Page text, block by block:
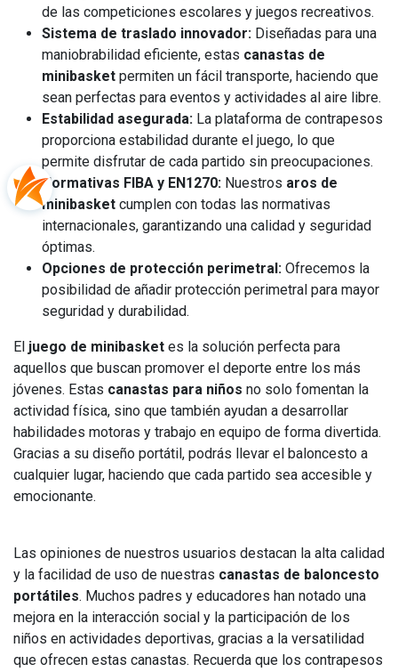
de las competiciones escolares y juegos recreativos.
Sistema de traslado innovador: Diseñadas para una
maniobrabilidad eficiente, estas canastas de
minibasket permiten un fácil transporte, haciendo que
sean perfectas para eventos y actividades al aire libre.
Estabilidad asegurada: La plataforma de contrapesos
proporciona estabilidad durante el juego, lo que
permite disfrutar de cada partido sin preocupaciones.
Normativas FIBA y EN1270: Nuestros aros de
minibasket cumplen con todas las normativas
internacionales, garantizando una calidad y seguridad
óptimas.
Opciones de protección perimetral: Ofrecemos la
posibilidad de añadir protección perimetral para mayor
seguridad y durabilidad.
El juego de minibasket es la solución perfecta para
aquellos que buscan promover el deporte entre los más
jóvenes. Estas canastas para niños no solo fomentan la
actividad física, sino que también ayudan a desarrollar
habilidades motoras y trabajo en equipo de forma divertida.
Gracias a su diseño portátil, podrás llevar el baloncesto a
cualquier lugar, haciendo que cada partido sea accesible y
emocionante.
Las opiniones de nuestros usuarios destacan la alta calidad
y la facilidad de uso de nuestras canastas de baloncesto
portátiles. Muchos padres y educadores han notado una
mejora en la interacción social y la participación de los
niños en actividades deportivas, gracias a la versatilidad
que ofrecen estas canastas. Recuerda que los contrapesos